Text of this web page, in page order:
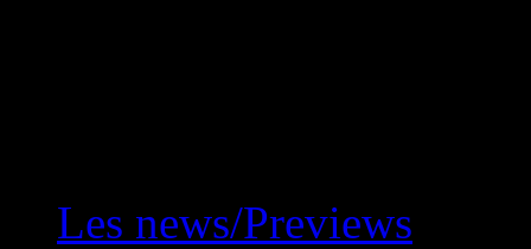
Les news/Previews